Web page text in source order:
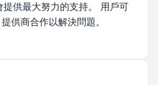
供最大努力的支持。 用戶可
供商合作以解決問題。